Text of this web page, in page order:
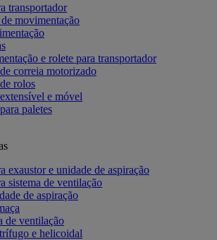
transportador
movimentação
e rolete para transportador
correia motorizado
rolos
e móvel
paletes
exaustor e unidade de aspiração
sistema de ventilação
de aspiração
de ventilação
e helicoidal